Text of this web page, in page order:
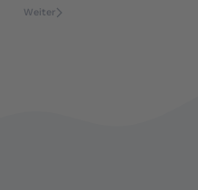
Weiter